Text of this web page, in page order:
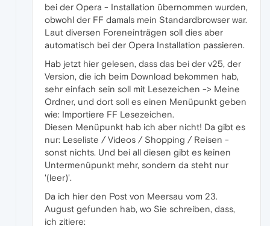
bei der Opera - Installation übernommen wurden,
obwohl der FF damals mein Standardbrowser war.
Laut diversen Foreneinträgen soll dies aber
automatisch bei der Opera Installation passieren.
Hab jetzt hier gelesen, dass das bei der v25, der
Version, die ich beim Download bekommen hab,
sehr einfach sein soll mit Lesezeichen -> Meine
Ordner, und dort soll es einen Menüpunkt geben
wie: Importiere FF Lesezeichen.
Diesen Menüpunkt hab ich aber nicht! Da gibt es
nur: Leseliste / Videos / Shopping / Reisen -
sonst nichts. Und bei all diesen gibt es keinen
Untermenüpunkt mehr, sondern da steht nur
'(leer)'.
Da ich hier den Post von Meersau vom 23.
August gefunden hab, wo Sie schreiben, dass,
ich zitiere: